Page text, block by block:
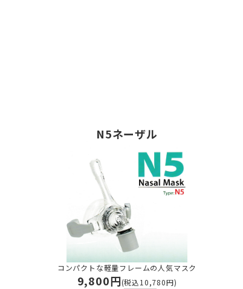
N5ネーザル
コンパクトな軽量フレームの人気マスク
9,800円(税込10,780円)